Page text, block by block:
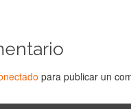
para publicar un